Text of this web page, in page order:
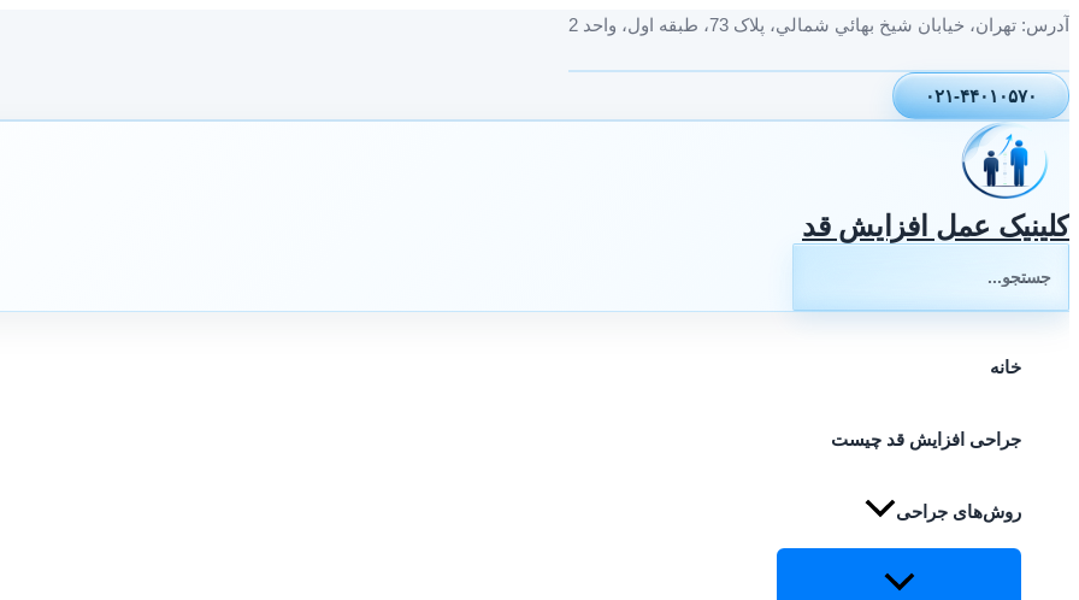
پرش
محتوا
آدرس: تهران، خيابان شيخ بهائي شمالي، پلاک 73، طبقه اول، واحد 2
۰۲۱-۴۴۰۱۰۵۷۰
کلینیک عمل افزایش قد
خانه
جراحی افزایش قد چیست
روش‌های جراحی